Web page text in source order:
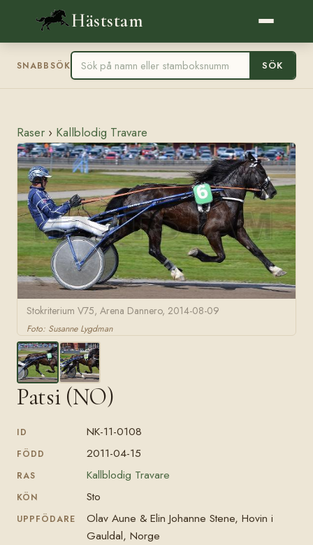
Häststam
SNABBSÖK SÖK
Raser › Kallblodig Travare
Stokriterium V75, Arena Dannero, 2014-08-09
Foto: Susanne Lygdman
Patsi (NO)
ID NK-11-0108
FÖDD 2011-04-15
RAS Kallblodig Travare
KÖN Sto
UPPFÖDARE
Olav Aune & Elin Johanne Stene, Hovin i
Gauldal, Norge